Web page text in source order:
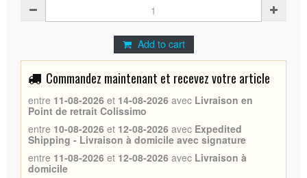
Add to cart
Commandez maintenant et recevez votre article
entre 11-08-2026 et 14-08-2026 avec Livraison en
Point de retrait Colissimo
entre 10-08-2026 et 12-08-2026 avec Expedited
Shipping - Livraison à domicile avec signature
entre 11-08-2026 et 12-08-2026 avec Livraison à
domicile